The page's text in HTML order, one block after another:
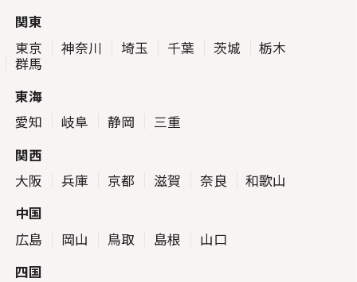
関東
東京
神奈川 埼玉 千葉 茨城
栃木
群馬
東海
愛知
岐阜 静岡
三重
関西
大阪
兵庫 京都 滋賀 奈良
和歌山
中国
広島
岡山 鳥取 島根
山口
四国